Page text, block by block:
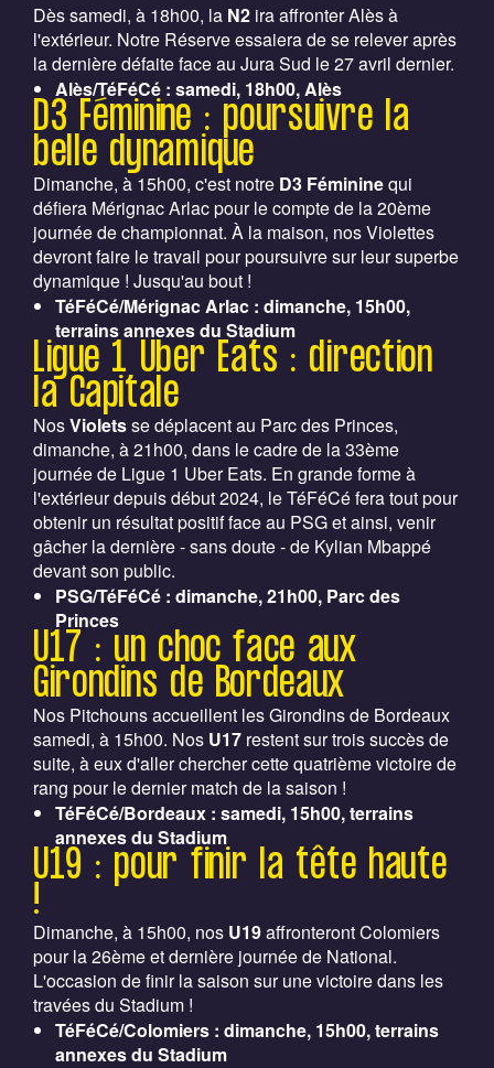
Dès samedi, à 18h00, la N2 ira affronter Alès à
l'extérieur. Notre Réserve essaiera de se relever après
la dernière défaite face au Jura Sud le 27 avril dernier.
Alès/TéFéCé : samedi, 18h00, Alès
D3 Féminine : poursuivre la
belle dynamique
Dimanche, à 15h00, c'est notre D3 Fémininequi
défiera Mérignac Arlac pour le compte de la 20ème
journée de championnat. À la maison, nos Violettes
devront faire le travail pour poursuivre sur leur superbe
dynamique ! Jusqu'au bout !
TéFéCé/Mérignac Arlac : dimanche, 15h00,
terrains annexes du Stadium
Ligue 1 Uber Eats : direction
la Capitale
NosVioletsse déplacent au Parc des Princes,
dimanche, à 21h00, dans le cadre de la 33ème
journée de Ligue 1 Uber Eats. En grande forme à
l'extérieur depuis début 2024, le TéFéCé fera tout pour
obtenir un résultat positif face au PSG et ainsi, venir
gâcher la dernière - sans doute - de Kylian Mbappé
devant son public.
PSG/TéFéCé : dimanche, 21h00, Parc des
Princes
U17 : un choc face aux
Girondins de Bordeaux
Nos Pitchouns accueillent les Girondins de Bordeaux
samedi, à 15h00. Nos U17 restent sur trois succès de
suite, à eux d'aller chercher cette quatrième victoire de
rang pour le dernier match de la saison !
TéFéCé/Bordeaux : samedi, 15h00, terrains
annexes du Stadium
U19 : pour finir la tête haute
!
Dimanche, à 15h00, nos U19affronteront Colomiers
pour la 26ème et dernière journée de National.
L'occasion de finir la saison sur une victoire dans les
travées du Stadium !
TéFéCé/Colomiers : dimanche, 15h00, terrains
annexes du Stadium